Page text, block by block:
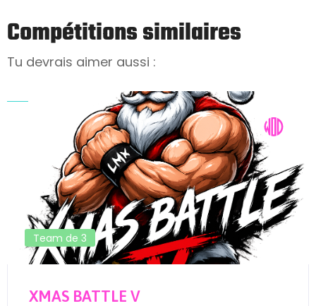
Compétitions similaires
Tu devrais aimer aussi :
Team de 3
XMAS BATTLE V